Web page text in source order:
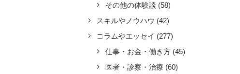
その他の体験談 (58)
スキルやノウハウ (42)
コラムやエッセイ (277)
仕事・お金・働き方 (45)
医者・診察・治療 (60)